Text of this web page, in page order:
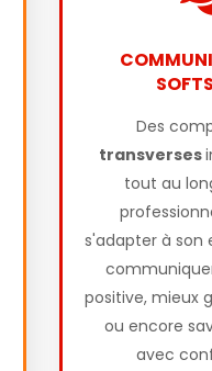
Des
transverses
tout au
s'adapter à son
positive, mieux
ou encore
avec